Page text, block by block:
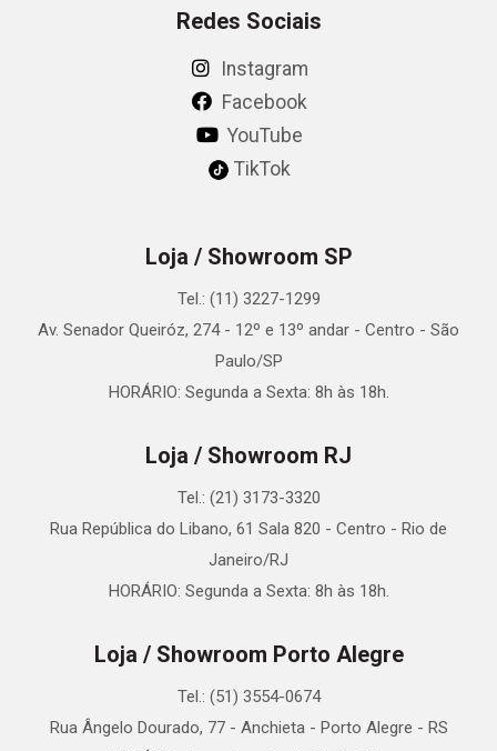
Redes Sociais
Instagram
Facebook
YouTube
TikTok
Loja / Showroom SP
Tel.: (11) 3227-1299
Av. Senador Queiróz, 274 - 12º e 13º andar - Centro - São
Paulo/SP
HORÁRIO: Segunda a Sexta: 8h às 18h.
Loja / Showroom RJ
Tel.: (21) 3173-3320
Rua República do Libano, 61 Sala 820 - Centro - Rio de
Janeiro/RJ
HORÁRIO: Segunda a Sexta: 8h às 18h.
Loja / Showroom Porto Alegre
Tel.: (51) 3554-0674
Rua Ângelo Dourado, 77 - Anchieta - Porto Alegre - RS